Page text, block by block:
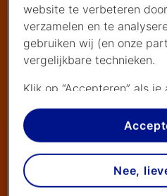
website te verbeteren
verzamelen en te
gebruiken wij (en onze
vergelijkbare technieken.
Klik op “Accepteren” als
cookies. Kies je voor
plaatsen we alleen strikt
de website goed te laten
dat we geen vormen van
toepassen.
Nee,